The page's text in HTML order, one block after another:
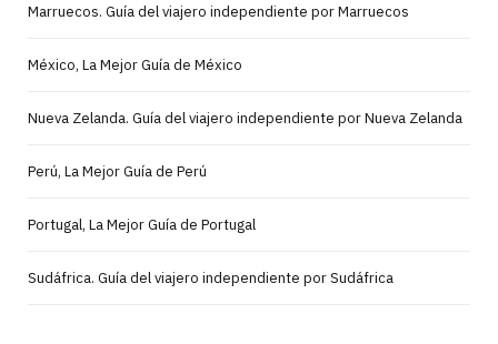
Marruecos. Guía del viajero independiente por Marruecos
México, La Mejor Guía de México
Nueva Zelanda. Guía del viajero independiente por Nueva Zelanda
Perú, La Mejor Guía de Perú
Portugal, La Mejor Guía de Portugal
Sudáfrica. Guía del viajero independiente por Sudáfrica